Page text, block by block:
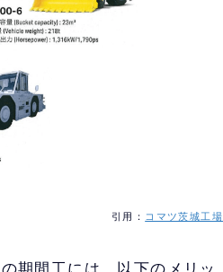
引用： コマツ茨城工場